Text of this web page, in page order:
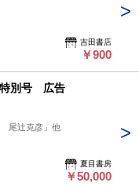
吉田書店
￥900
別号 広告
尾辻克彦」他
夏目書房
￥50,000